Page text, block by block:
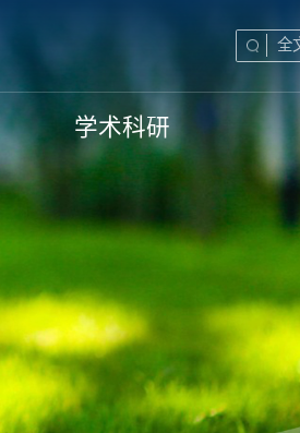
学术科研